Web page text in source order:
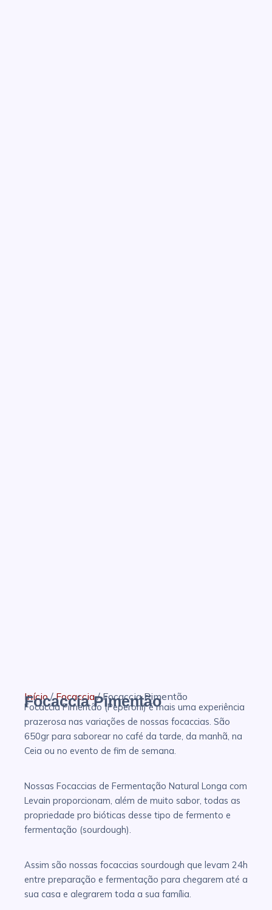
Início/Focaccia/ Focaccia Pimentão
Focaccia Pimentão
Focaccia Pimentão (Peperoni) é mais uma experiência
prazerosa nas variações de nossas focaccias. São
650gr para saborear no café da tarde, da manhã, na
Ceia ou no evento de fim de semana.
Nossas Focaccias de Fermentação Natural Longa com
Levain proporcionam, além de muito sabor, todas as
propriedade pro bióticas desse tipo de fermento e
fermentação (sourdough).
Assim são nossas focaccias sourdough que levam 24h
entre preparação e fermentação para chegarem até a
sua casa e alegrarem toda a sua família.